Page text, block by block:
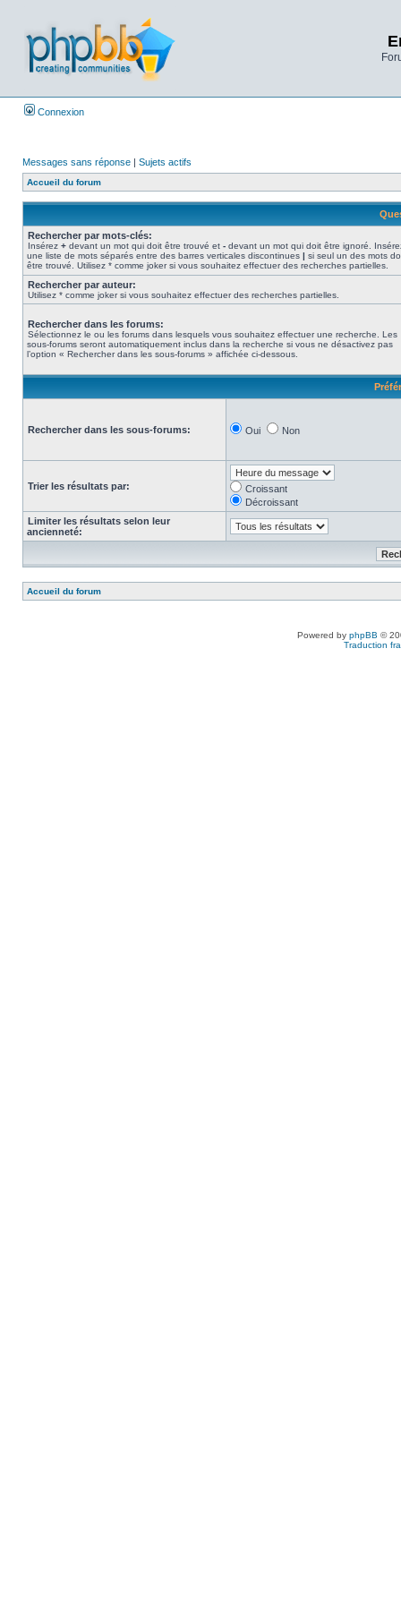
Connexion
Messages sans réponse | Sujets actifs
Accueil du forum
Rechercher par mots-clés:
Insérez + devant un mot qui doit être trouvé et - devant un mot qui doit être ignoré.
une liste de mots séparés entre des barres verticales discontinues | si seul un des mots
être trouvé. Utilisez * comme joker si vous souhaitez effectuer des recherches partielles.
Rechercher par auteur:
Utilisez * comme joker si vous souhaitez effectuer des recherches partielles.
Rechercher dans les forums:
Sélectionnez le ou les forums dans lesquels vous souhaitez effectuer une recherche. Les
sous-forums seront automatiquement inclus dans la recherche si vous ne désactivez pas
l’option « Rechercher dans les sous-forums » affichée ci-dessous.
Rechercher dans les sous-forums: Oui Non
Trier les résultats par:
Croissant
Décroissant
Limiter les résultats selon leur
ancienneté:
Accueil du forum
Powered by phpBB ©
Traduction